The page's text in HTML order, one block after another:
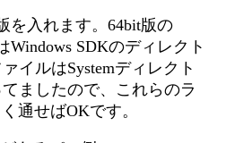
を入れます。64bit版の
Windows SDKのディレクト
イルはSystemディレクト
ましたので、これらのラ
通せばOKです。